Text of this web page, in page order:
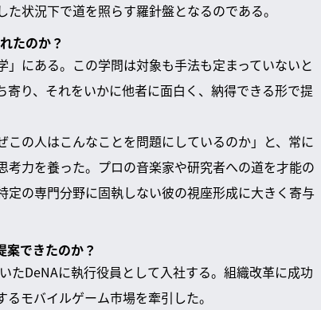
状況下で道を照らす羅針盤となるのである。
たのか？
にある。この学問は対象も手法も定まっていないと
り、それをいかに他者に面白く、納得できる形で提
の人はこんなことを問題にしているのか」と、常に
力を養った。プロの音楽家や研究者への道を才能の
の専門分野に固執しない彼の視座形成に大きく寄与
できたのか？
たDeNAに執行役員として入社する。組織改革に成功
モバイルゲーム市場を牽引した。